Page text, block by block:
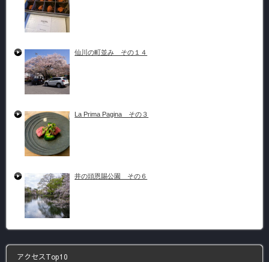
仙川の町並み その１４
La Prima Pagina その３
井の頭恩賜公園 その６
アクセスTop10